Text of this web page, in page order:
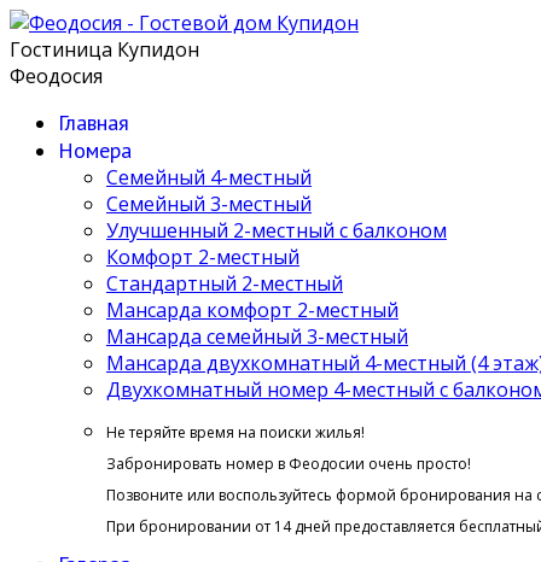
Гостиница Купидон
Феодосия
Главная
Номера
Семейный 4-местный
Семейный 3-местный
Улучшенный 2-местный с балконом
Комфорт 2-местный
Стандартный 2-местный
Мансарда комфорт 2-местный
Мансарда семейный 3-местный
Мансарда двухкомнатный 4-местный (4
Двухкомнатный номер 4-местный с
Не теряйте время на поиски жилья!
Забронировать номер в Феодосии очень просто!
Позвоните или воспользуйтесь формой бронирования на
При бронировании от 14 дней предоставляется